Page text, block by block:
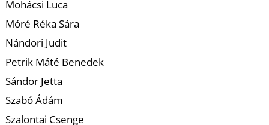
Mohácsi Luca
Móré Réka Sára
Nándori Judit
Petrik Máté Benedek
Sándor Jetta
Szabó Ádám
Szalontai Csenge